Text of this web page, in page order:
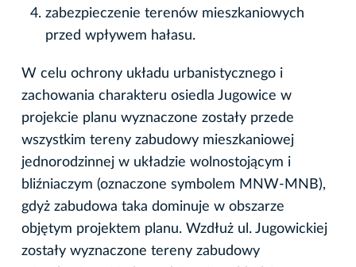
zabezpieczenie terenów mieszkaniowych
przed wpływem hałasu.
W celu ochrony układu urbanistycznego i
zachowania charakteru osiedla Jugowice w
projekcie planu wyznaczone zostały przede
wszystkim tereny zabudowy mieszkaniowej
jednorodzinnej w układzie wolnostojącym i
bliźniaczym (oznaczone symbolem MNW-MNB),
gdyż zabudowa taka dominuje w obszarze
objętym projektem planu. Wzdłuż ul. Jugowickiej
zostały wyznaczone tereny zabudowy